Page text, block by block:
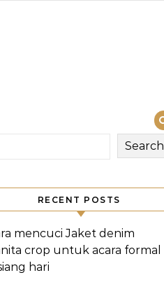
Search
RECENT POSTS
mencuci Jaket denim
crop untuk acara formal
hari